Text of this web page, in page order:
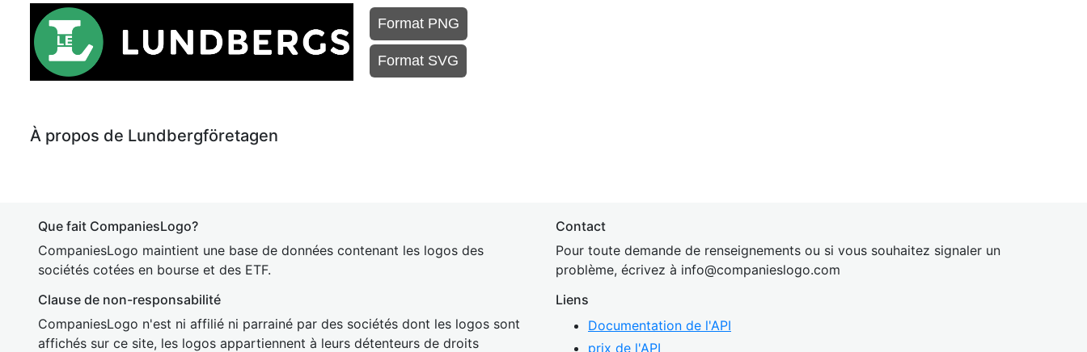
Format PNG
Format SVG
À propos de Lundbergföretagen
Que fait CompaniesLogo?
CompaniesLogo maintient une base de données contenant les logos des
sociétés cotées en bourse et des ETF.
Clause de non-responsabilité
CompaniesLogo n'est ni affilié ni parrainé par des sociétés dont les logos sont
affichés sur ce site, les logos appartiennent à leurs détenteurs de droits
Contact
Pour toute demande de renseignements ou si vous souhaitez signaler un
problème, écrivez à info@companieslogo.com
Liens
Documentation de l'API
prix de l'API